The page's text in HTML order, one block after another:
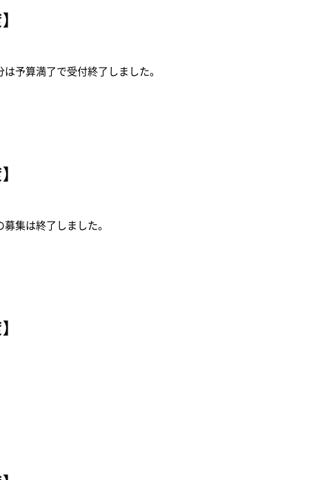
予算満了で受付終了しました。
集は終了しました。